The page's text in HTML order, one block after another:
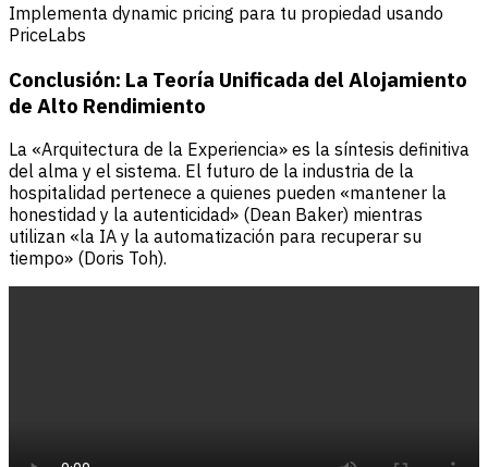
Implementa dynamic pricing para tu propiedad usando
PriceLabs
Conclusión: La Teoría Unificada del Alojamiento
de Alto Rendimiento
La «Arquitectura de la Experiencia» es la síntesis definitiva
del alma y el sistema. El futuro de la industria de la
hospitalidad pertenece a quienes pueden «mantener la
honestidad y la autenticidad» (Dean Baker) mientras
utilizan «la IA y la automatización para recuperar su
tiempo» (Doris Toh).